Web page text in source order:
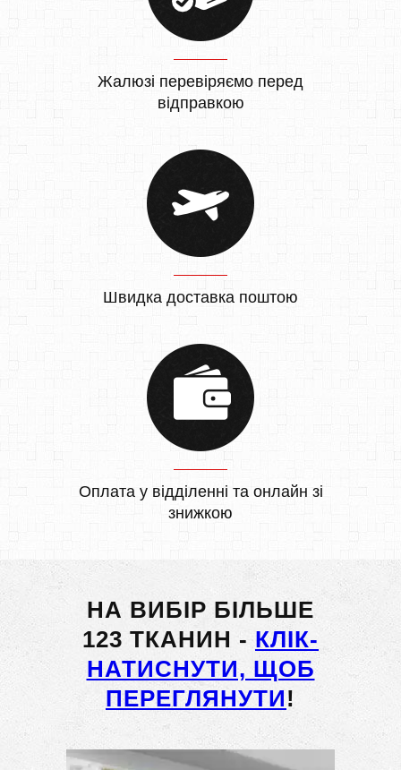
Жалюзі перевіряємо перед
відправкою
Швидка доставка поштою
Оплата у відділенні та онлайн зі
знижкою
НА ВИБІР БІЛЬШЕ
123 ТКАНИН - КЛІК-
НАТИСНУТИ, ЩОБ
ПЕРЕГЛЯНУТИ!